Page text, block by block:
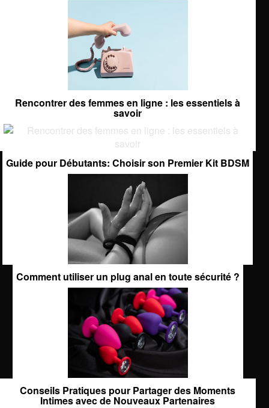
Rencontrer des femmes en ligne : les essentiels à
savoir
Guide pour Débutants: Choisir son Premier Kit BDSM
Comment utiliser un plug anal en toute sécurité ?
Conseils Pratiques pour Partager des Moments
Intimes avec de Nouveaux Partenaires